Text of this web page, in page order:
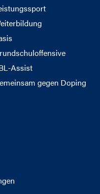
Assist
gegen Doping